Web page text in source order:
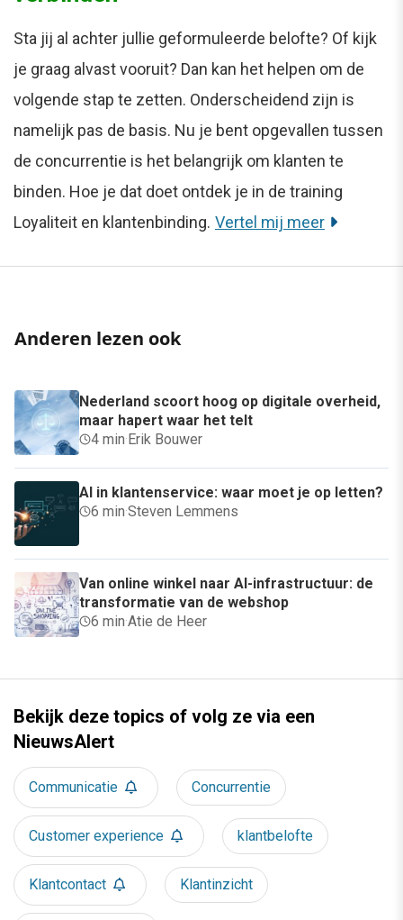
Sta jij al achter jullie geformuleerde belofte? Of kijk
je graag alvast vooruit? Dan kan het helpen om de
volgende stap te zetten. Onderscheidend zijn is
namelijk pas de basis. Nu je bent opgevallen tussen
de concurrentie is het belangrijk om klanten te
binden. Hoe je dat doet ontdek je in de training
Loyaliteit en klantenbinding. Vertel mij meer
Anderen lezen ook
Nederland scoort hoog op digitale overheid,
maar hapert waar het telt
4 min·Erik Bouwer
AI in klantenservice: waar moet je op letten?
6 min·Steven Lemmens
Van online winkel naar AI-infrastructuur: de
transformatie van de webshop
6 min·Atie de Heer
Bekijk deze topics of volg ze via een
NieuwsAlert
Communicatie Concurrentie
Customer experience klantbelofte
Klantcontact Klantinzicht